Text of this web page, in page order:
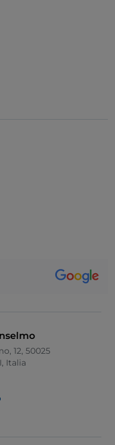
12, 50025
Italia